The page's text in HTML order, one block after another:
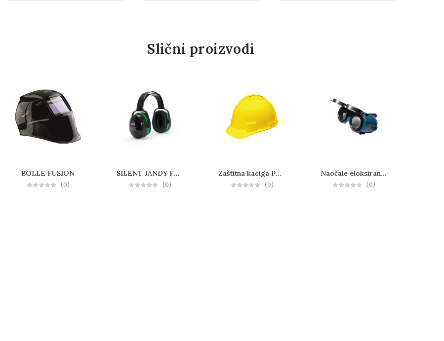
GRIPPER GPR 153
PROBALTIC KIŠNA JAKNA
– ZELENA
X-FLEXICUT3
Slični proizvodi
BOLLE FUSION
(0)
SILENT JANDY FM-2
(0)
Zaštitna kaciga PORTO
(0)
Naočale eloksirane za zavarivanje
(0)